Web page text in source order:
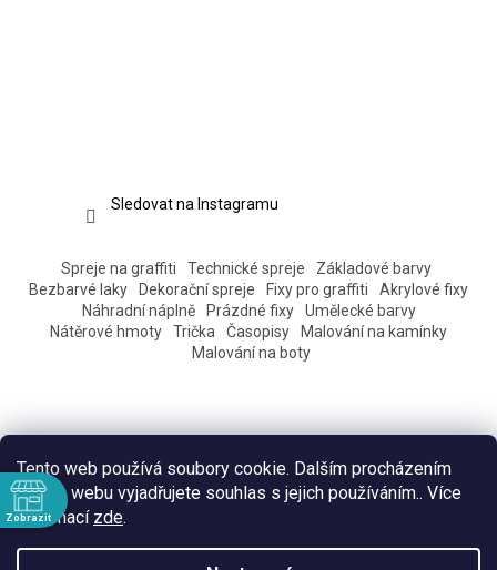
Tento web používá soubory cookie. Dalším procházením
tohoto webu vyjadřujete souhlas s jejich používáním.. Více
informací zde.
Sledovat na Instagramu
Spreje na graffiti Technické spreje
Základové barvy
Bezbarvé laky
Dekorační spreje Fixy pro graffiti
Akrylové fixy
Náhradní náplně
Prázdné fixy
Umělecké barvy
Nátěrové hmoty
Trička Časopisy
Malování na kamínky
Malování na boty
Zobrazit